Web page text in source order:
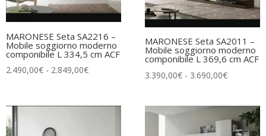
MARONESE Seta SA2216 –
Mobile soggiorno moderno
componibile L 334,5 cm ACF
2.490,00€ - 2.849,00€Fascia
MARONESE Seta SA2011 –
Mobile soggiorno moderno
componibile L 369,6 cm ACF
3.390,00€ - 3.690,00€Fascia
3.390,00€